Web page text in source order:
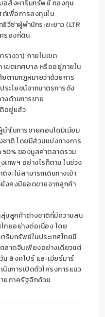
อสังหาริมทรัพย์ กองทุน
เพื่อการลงทุนใน
ธิวีซ่าผู้พำนักระยะยาว(LTR
รองที่ดิน
ารางวา) ภายในเขต
เขตเทศบาล หรืออยู่ภายใน
ตามกฎหมายว่าด้วยการ
ระโยชน์จากมาตรการดัง
งด้านการขาย
อยู่แล้ว
นำในการขายคอนโดมิเนียม
ชาติ โดยมีส่วนแบ่งทางการ
50% ของมูลค่าตลาดรวม
เทพฯ อย่างไรก็ตาม ในช่วง
ติจะไม่สามารถเดินทางเข้า
งคงมียอดขายจากลูกค้า
ลุ่มลูกค้าต่างชาติที่มีความสน
ทยอย่างต่อเนื่องโดย
ริมทรัพย์ในประเทศไทยมี
ลาดจีนเพียงอย่างเดียวแต่
น สิงคโปร์ และเมียร์มาร
เน้นการเปิดตัวโครงการแนว
ยภาครัฐอีกด้วย